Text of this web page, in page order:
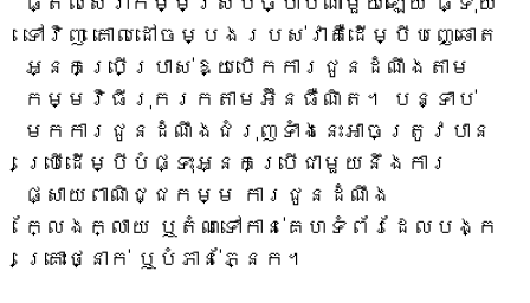
ទៅវិញ គោលដៅចម្បងរបស់វាគឺដើម្បីបញ្ឆោត
អ្នកប្រើប្រាស់ឱ្យបើកការជូនដំណឹងតាម
កម្មវិធីរុករកតាមអ៊ីនធឺណិត។ បន្ទាប់​
មក​ការ​ជូន​ដំណឹង​ជំរុញ​ទាំង​នេះ​អាច​ត្រូវ​បាន​
ប្រើ​ដើម្បី​បំផ្ទុះ​អ្នក​ប្រើ​ជាមួយ​នឹង​ការ​
ផ្សាយ​ពាណិជ្ជកម្ម ការ​ជូន​ដំណឹង​
ក្លែងក្លាយ ឬ​តំណ​ទៅ​កាន់​គេហទំព័រ​ដែល​បង្ក​
គ្រោះថ្នាក់ ឬ​បំភាន់​ភ្នែក។